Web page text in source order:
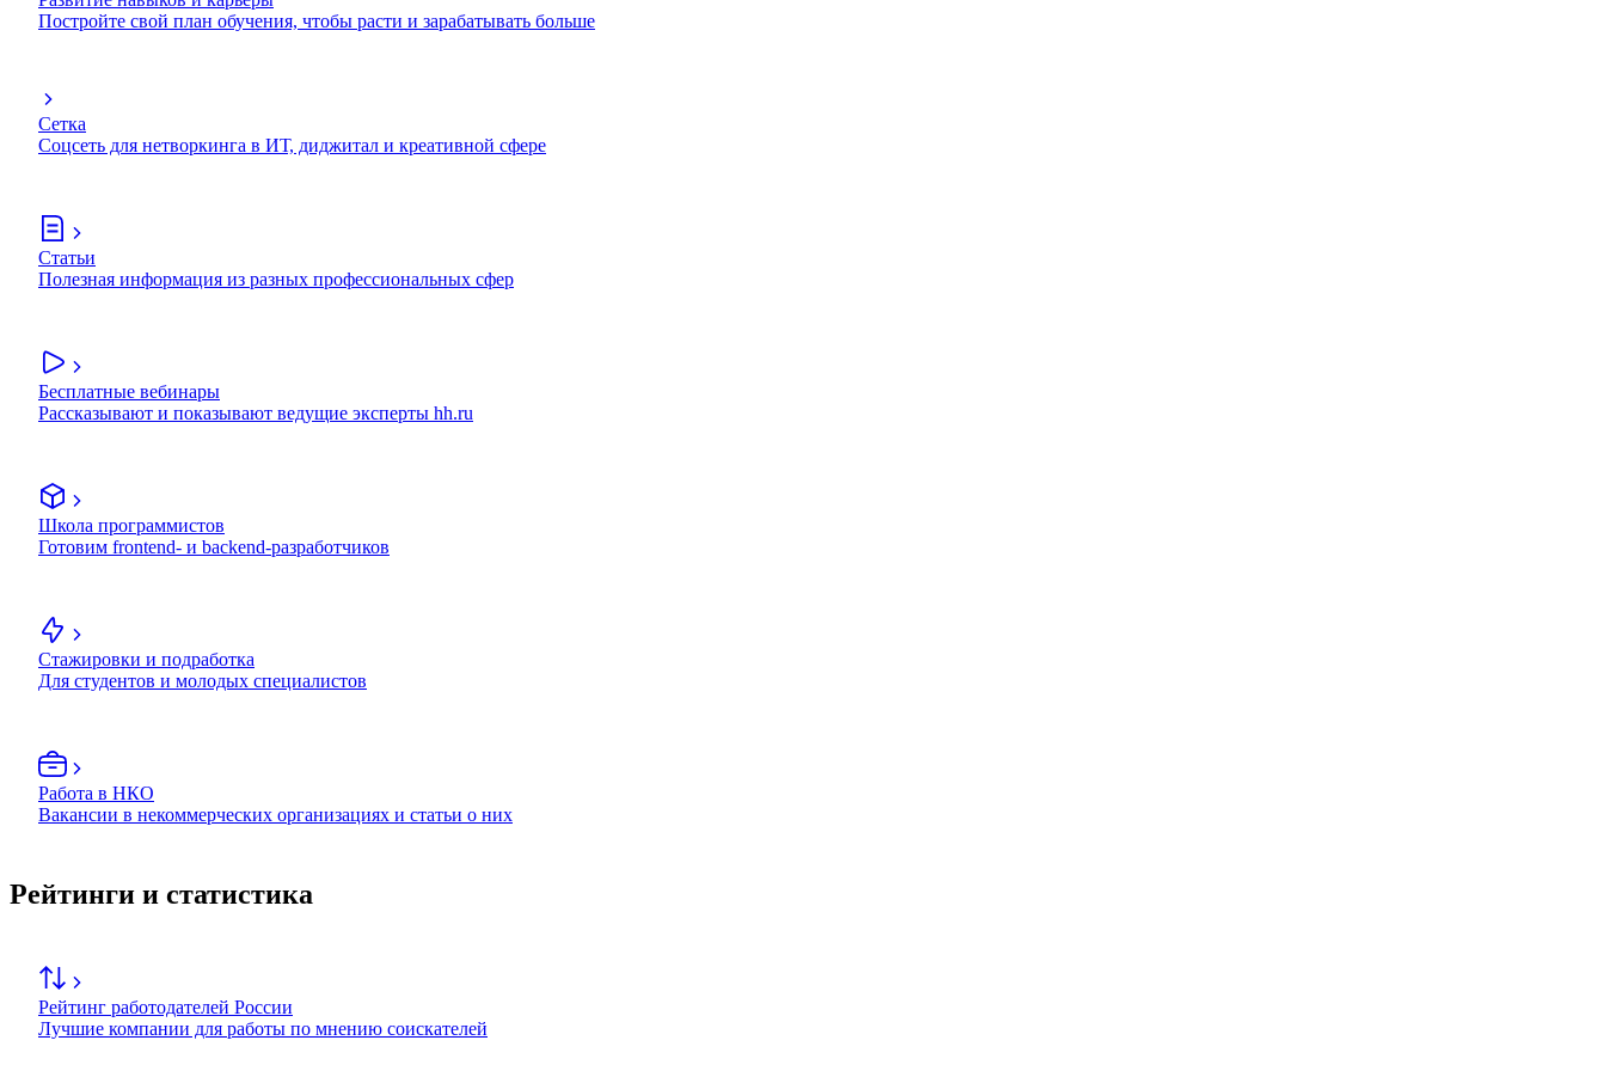
Постройте свой план обучения, чтобы расти и зарабатывать больше
Сетка
Соцсеть для нетворкинга в ИТ, диджитал и креативной сфере
Статьи
Полезная информация из разных профессиональных сфер
Бесплатные вебинары
Рассказывают и показывают ведущие эксперты hh.ru
Школа программистов
Готовим frontend- и backend-разработчиков
Стажировки и подработка
Для студентов и молодых специалистов
Работа в НКО
Вакансии в некоммерческих организациях и статьи о них
Рейтинги и статистика
Рейтинг работодателей России
Лучшие компании для работы по мнению соискателей